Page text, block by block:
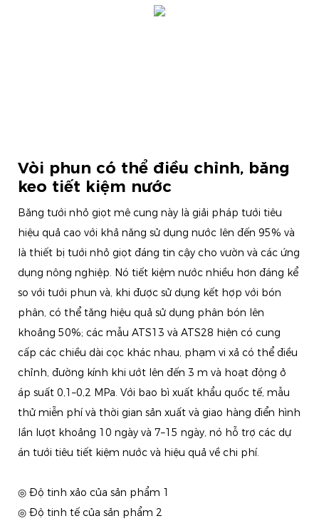
Vòi phun có thể điều chỉnh, băng
keo tiết kiệm nước
Băng tưới nhỏ giọt mê cung này là giải pháp tưới tiêu
hiệu quả cao với khả năng sử dụng nước lên đến 95% và
là thiết bị tưới nhỏ giọt đáng tin cậy cho vườn và các ứng
dụng nông nghiệp. Nó tiết kiệm nước nhiều hơn đáng kể
so với tưới phun và, khi được sử dụng kết hợp với bón
phân, có thể tăng hiệu quả sử dụng phân bón lên
khoảng 50%; các mẫu ATS13 và ATS28 hiện có cung
cấp các chiều dài cọc khác nhau, phạm vi xả có thể điều
chỉnh, đường kính khi ướt lên đến 3 m và hoạt động ở
áp suất 0,1–0,2 MPa. Với bao bì xuất khẩu quốc tế, mẫu
thử miễn phí và thời gian sản xuất và giao hàng điển hình
lần lượt khoảng 10 ngày và 7–15 ngày, nó hỗ trợ các dự
án tưới tiêu tiết kiệm nước và hiệu quả về chi phí.
◎ Độ tinh xảo của sản phẩm 1
◎ Độ tinh tế của sản phẩm 2